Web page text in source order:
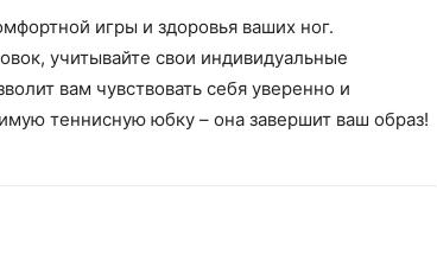
игры и здоровья ваших ног.
учитывайте свои индивидуальные
вам чувствовать себя уверенно и
теннисную юбку – она завершит ваш образ!